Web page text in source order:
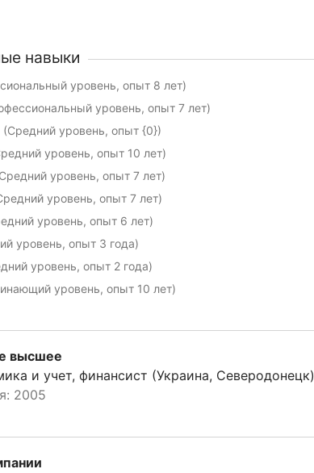
навыки
уровень, опыт 8 лет)
уровень, опыт 7 лет)
(Средний уровень, опыт {0})
уровень, опыт 10 лет)
уровень, опыт 7 лет)
уровень, опыт 7 лет)
уровень, опыт 6 лет)
уровень, опыт 3 года)
уровень, опыт 2 года)
уровень, опыт 10 лет)
высшее
и учет, финансист (Украина, Северодонецк)
2005